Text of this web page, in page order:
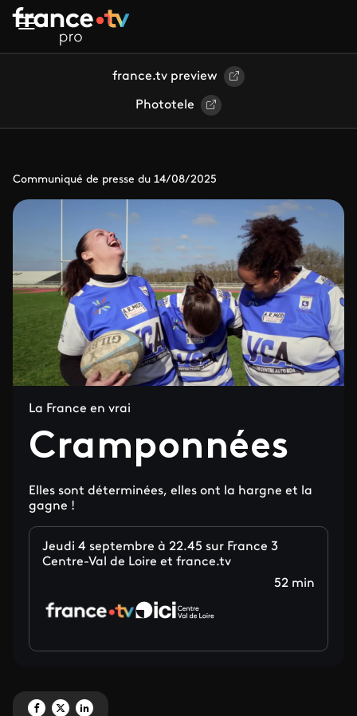
Aller au contenu principal
france.tv preview
Phototele
Communiqué de presse du 14/08/2025
La France en vrai
Cramponnées
Elles sont déterminées, elles ont la hargne et la
gagne !
Jeudi 4 septembre à 22.45 sur France 3
Centre-Val de Loire et france.tv
52 min
Partagez 'Cramponnées' sur Facebook
Partagez 'Cramponnées' sur X
Partagez 'Cramponnées' sur LinkedIn